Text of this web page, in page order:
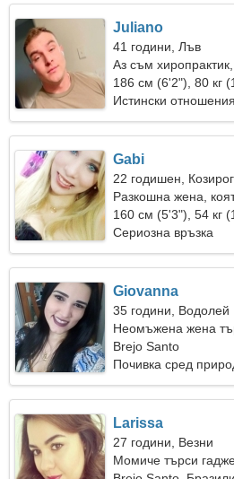
Juliano
41 години, Лъв
Аз съм
186 см (6'2"), 80 кг
Истински отношения
Gabi
22 годишен, Козирог
Разкошна жена,
160 см (5'3"), 54 кг
Сериозна връзка
Giovanna
35 години, Водолей
Неомъжена жена
Brejo Santo
Почивка сред
Larissa
27 години, Везни
Момиче търси